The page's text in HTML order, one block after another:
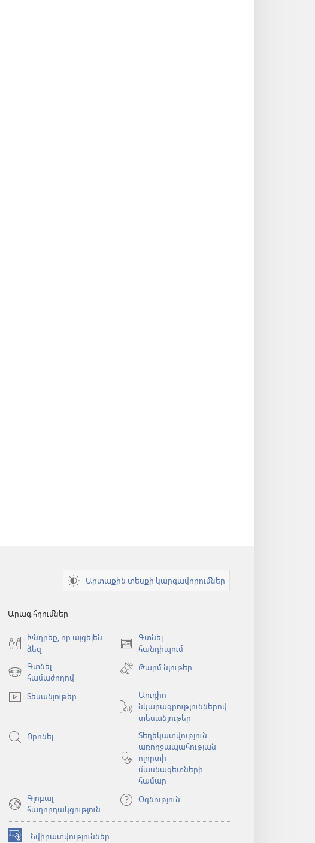
Արտաքին տեսքի կարգավորումներ
Արագ հղումներ
Խնդրեք, որ այցելեն
ձեզ
Գտնել
հանդիպում
(բացվում
նոր
Գտնել
համաժողով
(բացվում
նոր
Թարմ նյութեր
Տեսանյութեր
Աուդիո
նկարագրություններով
տեսանյութեր
Որոնել
Տեղեկատվություն
առողջապահության
ոլորտի
մասնագետների
համար
Գլոբալ
հաղորդակցություն
Օգնություն
Նվիրատվություններ